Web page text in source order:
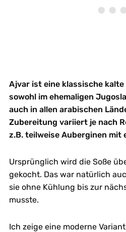
Ajvar ist eine klassische kalte
sowohl im ehemaligen
auch in allen arabischen
Zubereitung variiert je nach
z.B. teilweise Auberginen mit
Ursprünglich wird die Soße
gekocht. Das war natürlich
sie ohne Kühlung bis zur
musste.
Ich zeige eine moderne